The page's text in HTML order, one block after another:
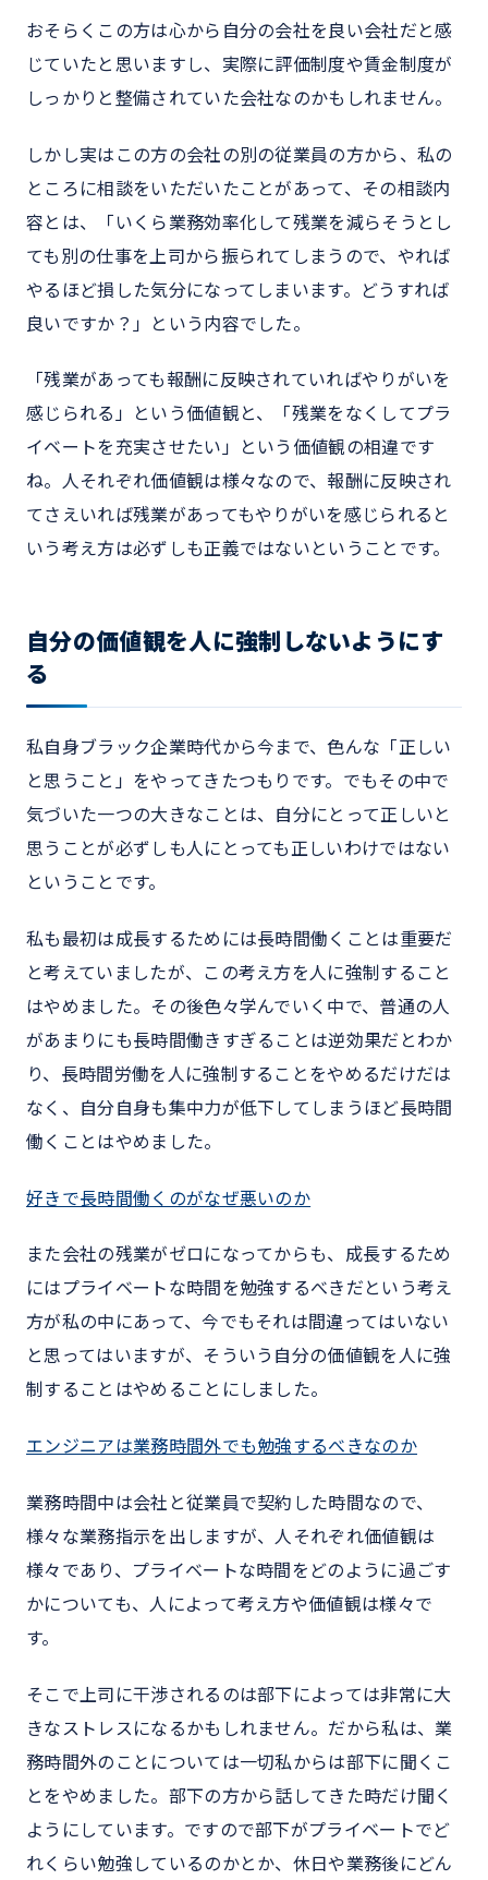
おそらくこの方は心から自分の会社を良い会社だと感
じていたと思いますし、実際に評価制度や賃金制度が
しっかりと整備されていた会社なのかもしれません。
しかし実はこの方の会社の別の従業員の方から、私の
ところに相談をいただいたことがあって、その相談内
容とは、「いくら業務効率化して残業を減らそうとし
ても別の仕事を上司から振られてしまうので、やれば
やるほど損した気分になってしまいます。どうすれば
良いですか？」という内容でした。
「残業があっても報酬に反映されていればやりがいを
感じられる」という価値観と、「残業をなくしてプラ
イベートを充実させたい」という価値観の相違です
ね。人それぞれ価値観は様々なので、報酬に反映され
てさえいれば残業があってもやりがいを感じられると
いう考え方は必ずしも正義ではないということです。
自分の価値観を人に強制しないようにす
る
私自身ブラック企業時代から今まで、色んな「正しい
と思うこと」をやってきたつもりです。でもその中で
気づいた一つの大きなことは、自分にとって正しいと
思うことが必ずしも人にとっても正しいわけではない
ということです。
私も最初は成長するためには長時間働くことは重要だ
と考えていましたが、この考え方を人に強制すること
はやめました。その後色々学んでいく中で、普通の人
があまりにも長時間働きすぎることは逆効果だとわか
り、長時間労働を人に強制することをやめるだけだは
なく、自分自身も集中力が低下してしまうほど長時間
働くことはやめました。
好きで長時間働くのがなぜ悪いのか
また会社の残業がゼロになってからも、成長するため
にはプライベートな時間を勉強するべきだという考え
方が私の中にあって、今でもそれは間違ってはいない
と思ってはいますが、そういう自分の価値観を人に強
制することはやめることにしました。
エンジニアは業務時間外でも勉強するべきなのか
業務時間中は会社と従業員で契約した時間なので、
様々な業務指示を出しますが、人それぞれ価値観は
様々であり、プライベートな時間をどのように過ごす
かについても、人によって考え方や価値観は様々で
す。
そこで上司に干渉されるのは部下によっては非常に大
きなストレスになるかもしれません。だから私は、業
務時間外のことについては一切私からは部下に聞くこ
とをやめました。部下の方から話してきた時だけ聞く
ようにしています。ですので部下がプライベートでど
れくらい勉強しているのかとか、休日や業務後にどん